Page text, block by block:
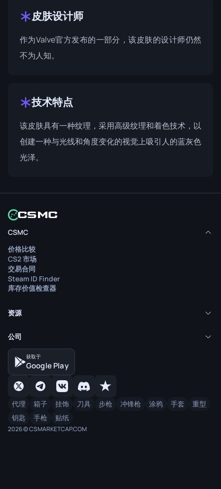
皮肤设计师
作为Valve官方发布的一部分，该皮肤的设计师仍然
不为人知。
技术特点
该皮肤具有一种纹理，采用高级纹理和着色技术，以
创建一种与光线和角度变化的视觉上吸引人的蓝灰色
光泽。
CSMC
价格比较
CS2 市场
交易合同
Steam ID Finder
库存价值检查器
资源
公司
获取于
Google Play
代理 箱子 挂饰 刀具 步枪 冲锋枪 涂鸦 手套
重型
钥匙
手枪 贴纸
2026 © CSMARKETCAP.COM